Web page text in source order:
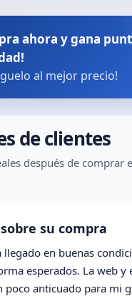
ahora y gana
al mejor precio!
de clientes
después de comprar
su compra
llegado en buenas
esperados. La web y
poco anticuado para mi